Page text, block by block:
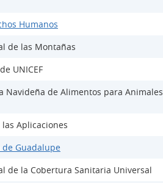
Humanos
de las Montañas
UNICEF
Navideña de Alimentos para Animales
Aplicaciones
de Guadalupe
de la Cobertura Sanitaria Universal